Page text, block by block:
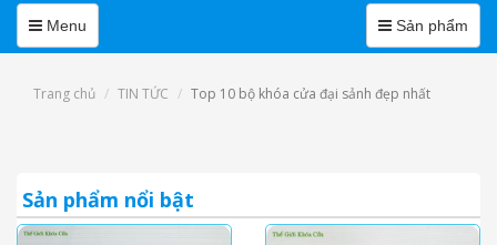
MenuMenu MenuSản phẩm
Trang chủ TIN TỨC Top 10 bộ khóa cửa đại sảnh đẹp nhất
Sản phẩm nổi bật